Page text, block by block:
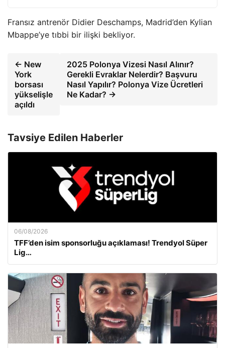
Fransız antrenör Didier Deschamps, Madrid’den Kylian
Mbappe’ye tıbbi bir ilişki bekliyor.
← New
York
borsası
yükselişle
açıldı
2025 Polonya Vizesi Nasıl Alınır?
Gerekli Evraklar Nelerdir? Başvuru
Nasıl Yapılır? Polonya Vize Ücretleri
Ne Kadar? →
Tavsiye Edilen Haberler
06/08/2026
TFF’den isim sponsorluğu açıklaması! Trendyol Süper
Lig…